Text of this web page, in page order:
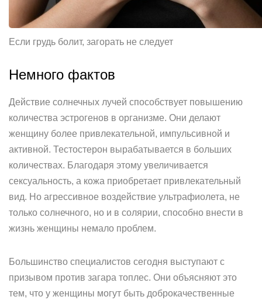
Если грудь болит, загорать не следует
Немного фактов
Действие солнечных лучей способствует повышению
количества эстрогенов в организме. Они делают
женщину более привлекательной, импульсивной и
активной. Тестостерон вырабатывается в больших
количествах. Благодаря этому увеличивается
сексуальность, а кожа приобретает привлекательный
вид. Но агрессивное воздействие ультрафиолета, не
только солнечного, но и в солярии, способно внести в
жизнь женщины немало проблем.
Большинство специалистов сегодня выступают с
призывом против загара топлес. Они объясняют это
тем, что у женщины могут быть доброкачественные